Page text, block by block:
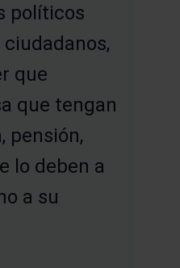
políticos
que
que tengan
pensión,
lo deben a
a su